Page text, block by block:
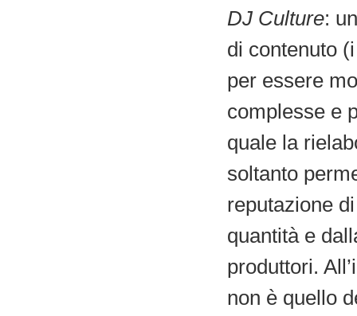
DJ Culture:
di contenuto
per essere
complesse e
quale la
soltanto
reputazione
quantità e
produttori.
non è quello